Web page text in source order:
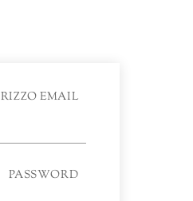
EMAIL
PASSWORD